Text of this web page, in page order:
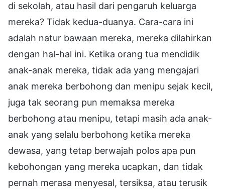
di sekolah, atau hasil dari pengaruh keluarga
mereka? Tidak kedua-duanya. Cara-cara ini
adalah natur bawaan mereka, mereka dilahirkan
dengan hal-hal ini. Ketika orang tua mendidik
anak-anak mereka, tidak ada yang mengajari
anak mereka berbohong dan menipu sejak kecil,
juga tak seorang pun memaksa mereka
berbohong atau menipu, tetapi masih ada anak-
anak yang selalu berbohong ketika mereka
dewasa, yang tetap berwajah polos apa pun
kebohongan yang mereka ucapkan, dan tidak
pernah merasa menyesal, tersiksa, atau terusik